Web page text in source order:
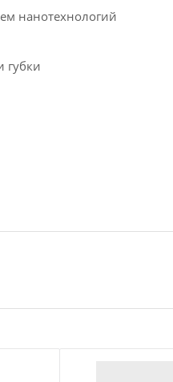
нанотехнологий
губки